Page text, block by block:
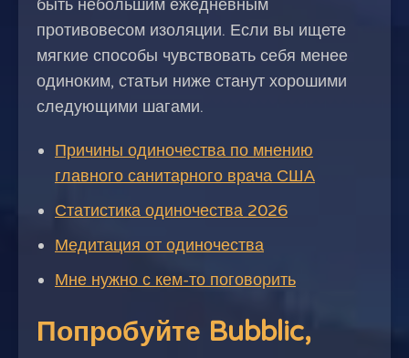
быть небольшим ежедневным
противовесом изоляции. Если вы ищете
мягкие способы чувствовать себя менее
одиноким, статьи ниже станут хорошими
следующими шагами.
Причины одиночества по мнению
главного санитарного врача США
Статистика одиночества 2026
Медитация от одиночества
Мне нужно с кем-то поговорить
Попробуйте Bubblic,